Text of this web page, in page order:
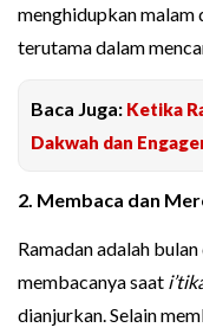
menghidupkan malam
terutama dalam
Baca Juga: Ketika
Dakwah dan
2. Membaca dan
Ramadan adalah
membacanya saat
dianjurkan. Selain